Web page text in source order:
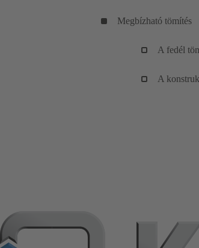
Megbízható tömítés
A fedél
A